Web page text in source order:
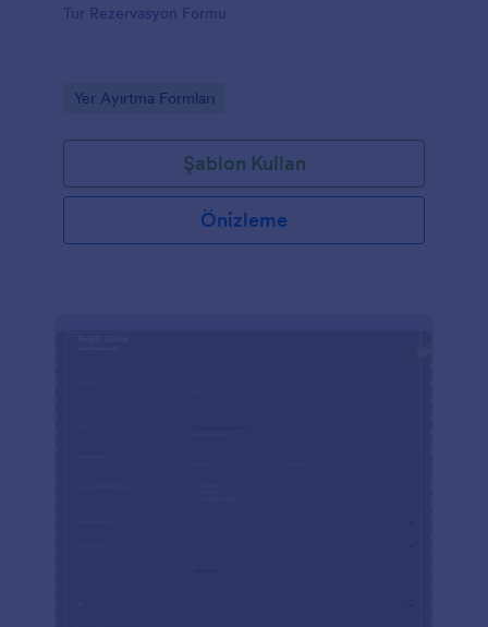
Tur Rezervasyon Formu
Go to Category:
Yer Ayırtma Formları
Şablon Kullan
Önizleme